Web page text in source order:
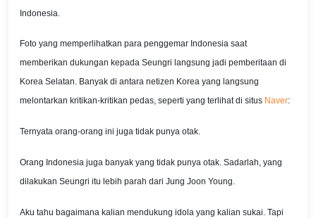
Indonesia.
Foto yang memperlihatkan para penggemar Indonesia saat
memberikan dukungan kepada Seungri langsung jadi pemberitaan di
Korea Selatan. Banyak di antara netizen Korea yang langsung
melontarkan kritikan-kritikan pedas, seperti yang terlihat di situs Naver:
Ternyata orang-orang ini juga tidak punya otak.
Orang Indonesia juga banyak yang tidak punya otak. Sadarlah, yang
dilakukan Seungri itu lebih parah dari Jung Joon Young.
Aku tahu bagaimana kalian mendukung idola yang kalian sukai. Tapi